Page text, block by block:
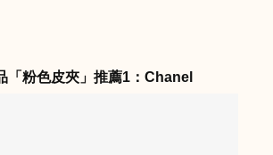
「粉色皮夾」推薦1：Chanel